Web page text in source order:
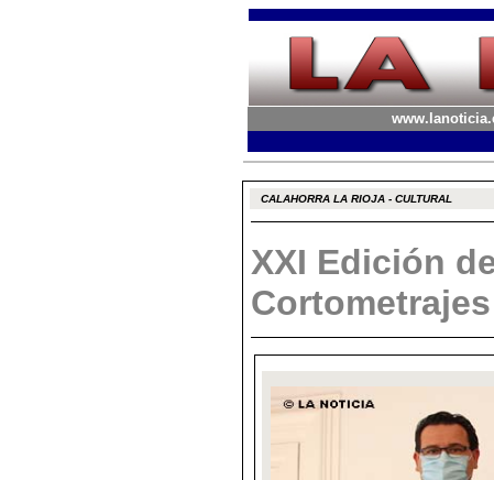
CALAHORRA LA RIOJA - CULTURAL
XXI Edición